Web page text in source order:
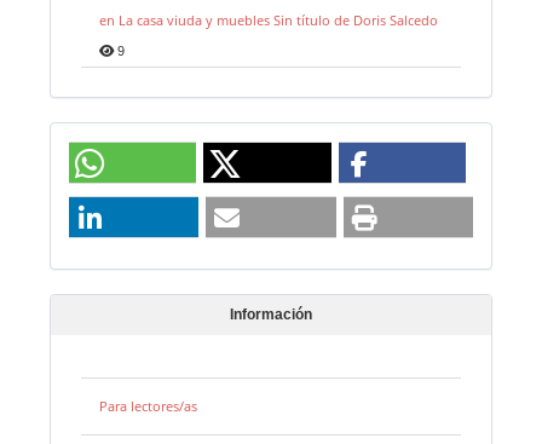
en La casa viuda y muebles Sin título de Doris Salcedo
9
Información
Para lectores/as